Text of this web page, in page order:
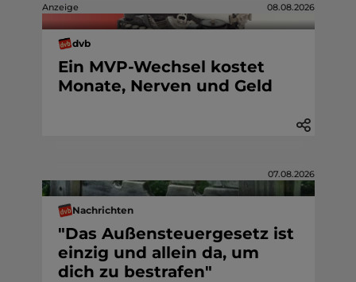
Anzeige 08.08.2026
dvb
Ein MVP-Wechsel kostet
Monate, Nerven und Geld
07.08.2026
Nachrichten
"Das Außensteuergesetz ist
einzig und allein da, um
dich zu bestrafen"